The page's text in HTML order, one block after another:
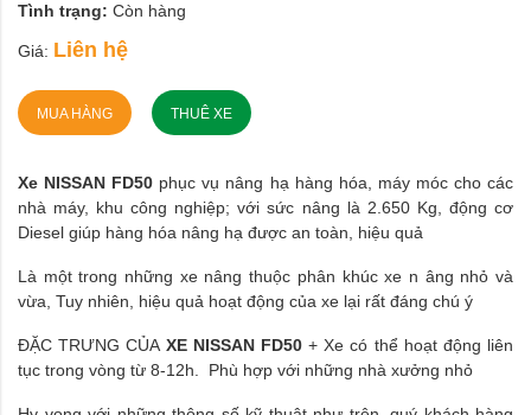
Tình trạng: Còn hàng
Giá: Liên hệ
MUA HÀNG THUÊ XE
Xe NISSAN FD50 phục vụ nâng hạ hàng hóa, máy móc cho các
nhà máy, khu công nghiệp; với sức nâng là 2.650 Kg, động cơ
Diesel giúp hàng hóa nâng hạ được an toàn, hiệu quả
Là một trong những xe nâng thuộc phân khúc xe n âng nhỏ và
vừa, Tuy nhiên, hiệu quả hoạt động của xe lại rất đáng chú ý
ĐẶC TRƯNG CỦA XE NISSAN FD50+ Xe có thể hoạt động liên
tục trong vòng từ 8-12h. Phù hợp với những nhà xưởng nhỏ